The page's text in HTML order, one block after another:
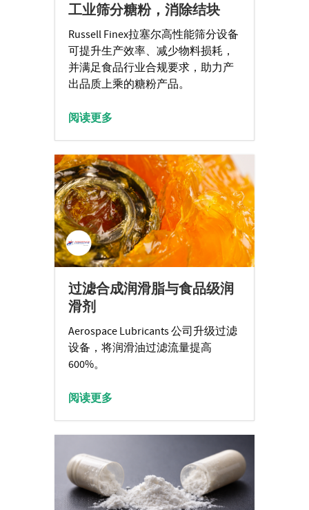
工业筛分糖粉，消除结块
Russell Finex拉塞尔高性能筛分设备
可提升生产效率、减少物料损耗，
并满足食品行业合规要求，助力产
出品质上乘的糖粉产品。
阅读更多
过滤合成润滑脂与食品级润
滑剂
Aerospace Lubricants 公司升级过滤
设备，将润滑油过滤流量提高
600%。
阅读更多